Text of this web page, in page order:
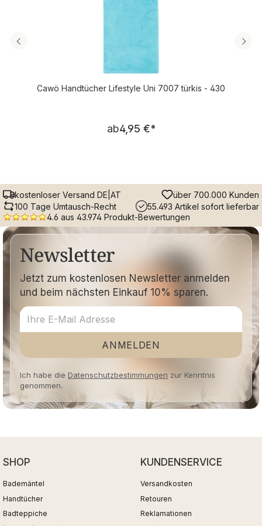
Cawö Handtücher Lifestyle Uni 7007 türkis - 430
Regulärer Preis:
ab4,95 €*
kostenloser Versand DE|AT
über 700.000 Kunden
100 Tage Umtausch-Recht
55.493 Artikel sofort lieferbar
4.6 aus 43.974 Produkt-Bewertungen
Newsletter
Jetzt zum kostenlosen Newsletter anmelden
und beim nächsten Einkauf 10% sparen.
ANMELDEN
Ich habe die Datenschutzbestimmungen zur Kenntnis
genommen.
SHOP
Bademäntel
Handtücher
Badteppiche
KUNDENSERVICE
Versandkosten
Retouren
Reklamationen